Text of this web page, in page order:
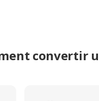
convertir